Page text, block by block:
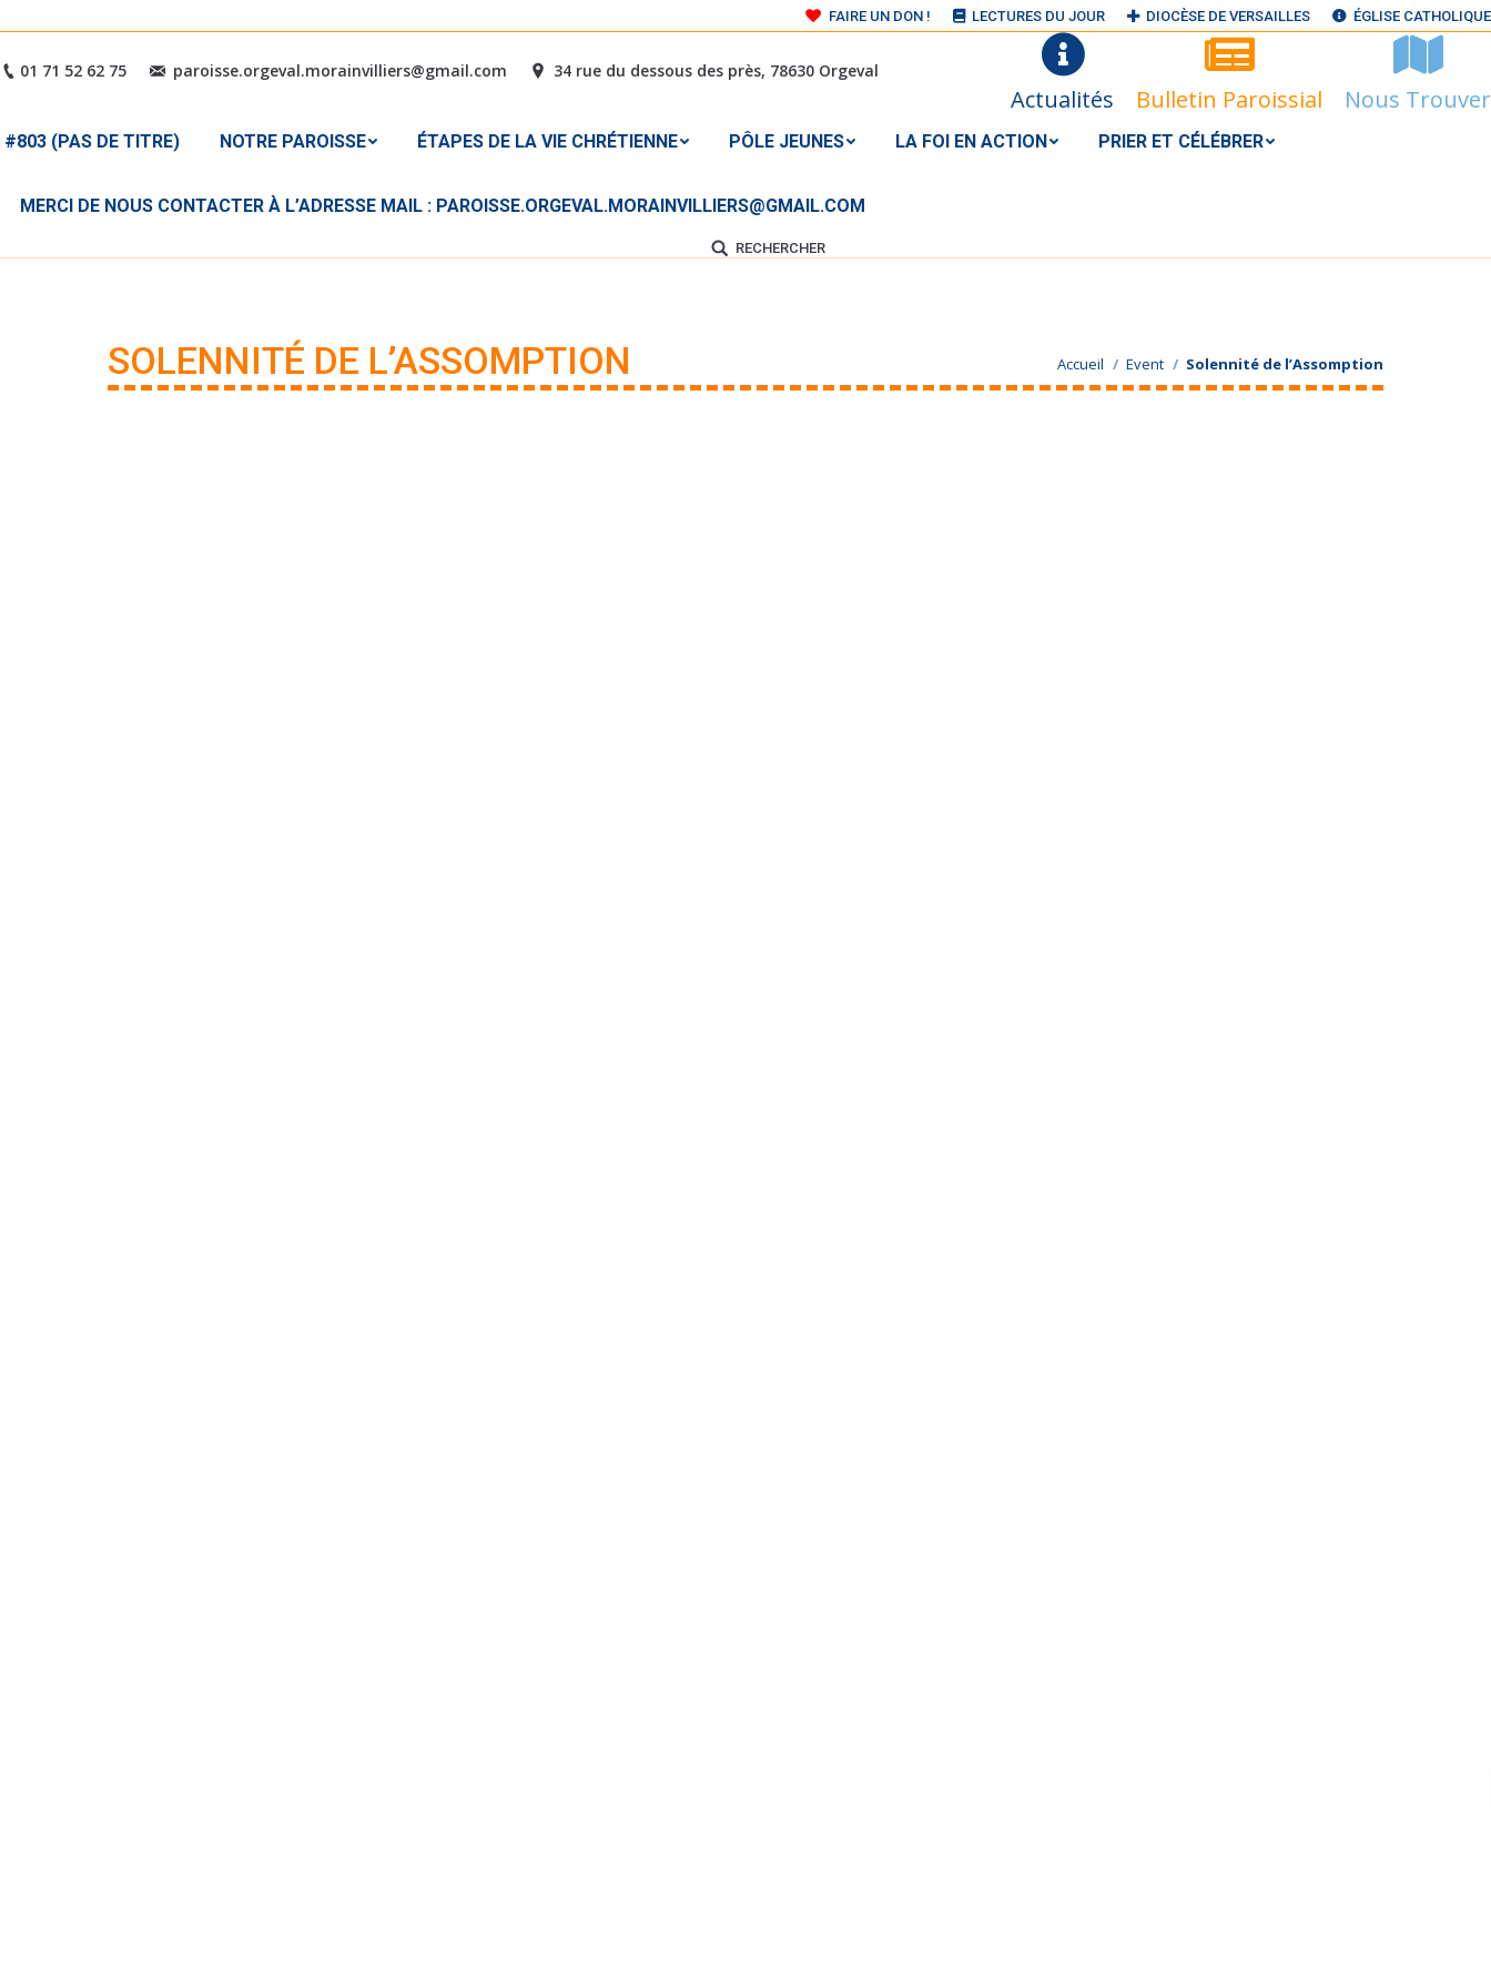
FAIRE UN DON ! LECTURES DU JOUR DIOCÈSE DE VERSAILLES ÉGLISE CATHOLIQUE
01 71 52 62 75 paroisse.orgeval.morainvilliers@gmail.com 34 rue du dessous des près, 78630 Orgeval
Actualités Bulletin Paroissial Nous Trouver
#803 (PAS DE TITRE) NOTRE PAROISSE ÉTAPES DE LA VIE CHRÉTIENNE PÔLE JEUNES LA FOI EN ACTION PRIER ET CÉLÉBRER
MERCI DE NOUS CONTACTER À L’ADRESSE MAIL : PAROISSE.ORGEVAL.MORAINVILLIERS@GMAIL.COM
Search:RECHERCHER
SOLENNITÉ DE L’ASSOMPTION Accueil Event Solennité de l’Assomption
#803 (PAS DE TITRE) NOTRE PAROISSE ÉTAPES DE LA VIE CHRÉTIENNE PÔLE JEUNES LA FOI EN ACTION PRIER ET CÉLÉBRER
MERCI DE NOUS CONTACTER À L’ADRESSE MAIL : PAROISSE.ORGEVAL.MORAINVILLIERS@GMAIL.COM
Search:RECHERCHER